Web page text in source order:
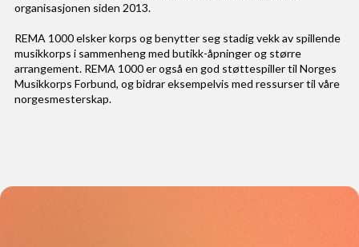
organisasjonen siden 2013.
REMA 1000 elsker korps og benytter seg stadig vekk av spillende
musikkorps i sammenheng med butikk-åpninger og større
arrangement. REMA 1000 er også en god støttespiller til Norges
Musikkorps Forbund, og bidrar eksempelvis med ressurser til våre
norgesmesterskap.